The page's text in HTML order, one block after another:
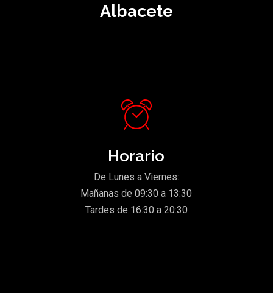
Albacete
Horario
De Lunes a Viernes:
Mañanas de 09:30 a 13:30
Tardes de 16:30 a 20:30